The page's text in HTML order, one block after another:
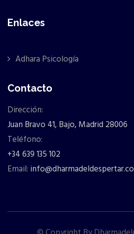
Enlaces
Adhara Psicología
Contacto
Dirección:
Juan Bravo 41, Bajo, Madrid 28006
Teléfono:
+34 639 135 102
Email: